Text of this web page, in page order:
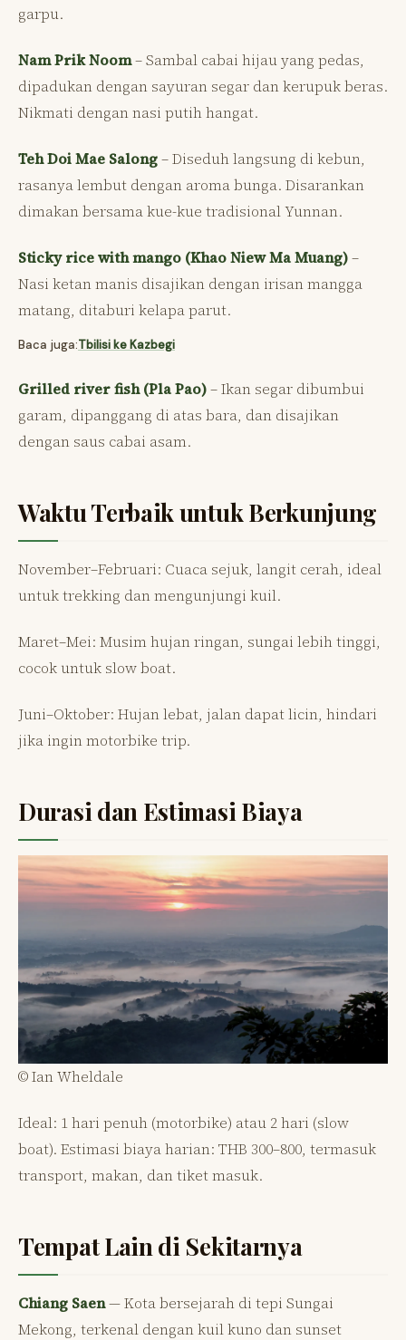
garpu.
Nam Prik Noom– Sambal cabai hijau yang pedas,
dipadukan dengan sayuran segar dan kerupuk beras.
Nikmati dengan nasi putih hangat.
Teh Doi Mae Salong– Diseduh langsung di kebun,
rasanya lembut dengan aroma bunga. Disarankan
dimakan bersama kue-kue tradisional Yunnan.
Sticky rice with mango (Khao Niew Ma Muang)–
Nasi ketan manis disajikan dengan irisan mangga
matang, ditaburi kelapa parut.
Baca juga:Tbilisi ke Kazbegi
Grilled river fish (Pla Pao)– Ikan segar dibumbui
garam, dipanggang di atas bara, dan disajikan
dengan saus cabai asam.
Waktu Terbaik untuk Berkunjung
November–Februari: Cuaca sejuk, langit cerah, ideal
untuk trekking dan mengunjungi kuil.
Maret–Mei: Musim hujan ringan, sungai lebih tinggi,
cocok untuk slow boat.
Juni–Oktober: Hujan lebat, jalan dapat licin, hindari
jika ingin motorbike trip.
Durasi dan Estimasi Biaya
© Ian Wheldale
Ideal: 1 hari penuh (motorbike) atau 2 hari (slow
boat). Estimasi biaya harian: THB 300–800, termasuk
transport, makan, dan tiket masuk.
Tempat Lain di Sekitarnya
Chiang Saen— Kota bersejarah di tepi Sungai
Mekong, terkenal dengan kuil kuno dan sunset